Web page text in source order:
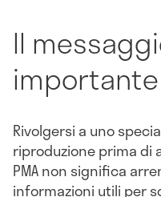
Il
importante
Rivolgersi a uno
riproduzione prima di
PMA non significa
informazioni utili per